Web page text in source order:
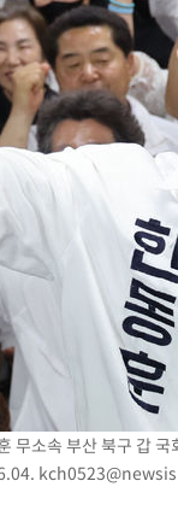
무소속 부산 북구 갑